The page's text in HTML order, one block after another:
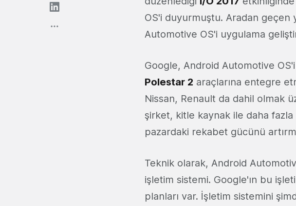
OS'i duyurmuştu. Aradan geçen
Automotive OS'i uygulama
Google, Android Automotive OS'i
Polestar 2 araçlarına entegre
Nissan, Renault da dahil olmak
şirket, kitle kaynak ile daha
pazardaki rekabet gücünü
Teknik olarak, Android
işletim sistemi. Google'ın bu
planları var. İşletim sistemini